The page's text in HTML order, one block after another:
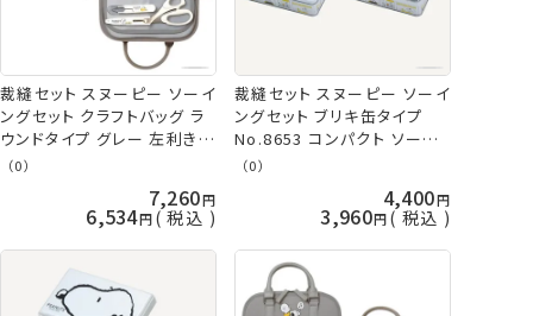
裁縫セット スヌーピー ソーイ
ングセット クラフトバッグ ラ
ウンドタイプ グレー 左利き
No.8654 ミササ 手芸の山久
（0）
7,260
6,534 税込
裁縫セット スヌーピー ソーイ
ングセット ブリキ缶タイプ
No.8653 コンパクト ソーイ
ングボックス ミニ ピーナッツ
大人 向け かわいい プレゼン
ト ミササ 手芸の山久
（0）
4,400
3,960 税込